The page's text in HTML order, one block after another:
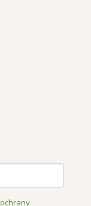
ochrany